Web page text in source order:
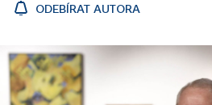
ODEBÍRAT AUTORA